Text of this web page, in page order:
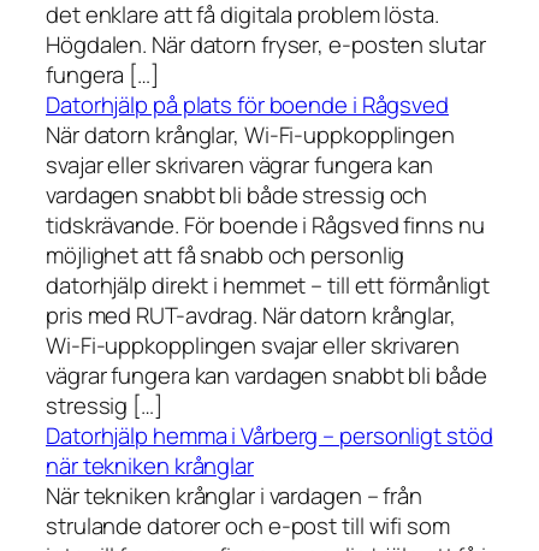
det enklare att få digitala problem lösta.
Högdalen. När datorn fryser, e-posten slutar
fungera […]
Datorhjälp på plats för boende i Rågsved
När datorn krånglar, Wi-Fi-uppkopplingen
svajar eller skrivaren vägrar fungera kan
vardagen snabbt bli både stressig och
tidskrävande. För boende i Rågsved finns nu
möjlighet att få snabb och personlig
datorhjälp direkt i hemmet – till ett förmånligt
pris med RUT-avdrag. När datorn krånglar,
Wi-Fi-uppkopplingen svajar eller skrivaren
vägrar fungera kan vardagen snabbt bli både
stressig […]
Datorhjälp hemma i Vårberg – personligt stöd
när tekniken krånglar
När tekniken krånglar i vardagen – från
strulande datorer och e-post till wifi som